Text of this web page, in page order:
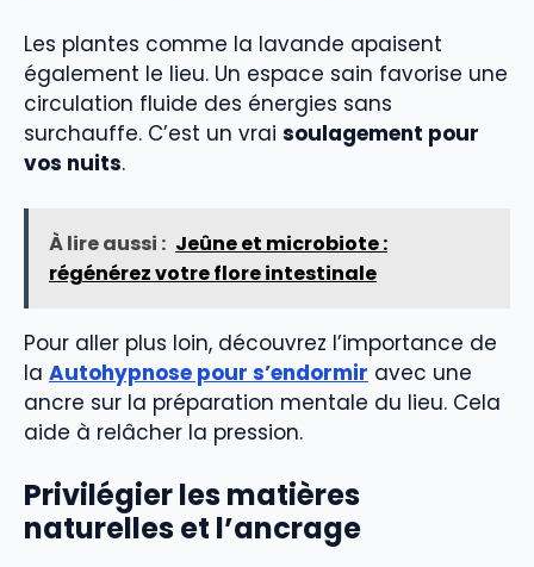
Les plantes comme la lavande apaisent
également le lieu. Un espace sain favorise une
circulation fluide des énergies sans
surchauffe. C’est un vrai soulagement pour
vos nuits.
À lire aussi : Jeûne et microbiote :
régénérez votre flore intestinale
Pour aller plus loin, découvrez l’importance de
la Autohypnose pour s’endormir avec une
ancre sur la préparation mentale du lieu. Cela
aide à relâcher la pression.
Privilégier les matières
naturelles et l’ancrage